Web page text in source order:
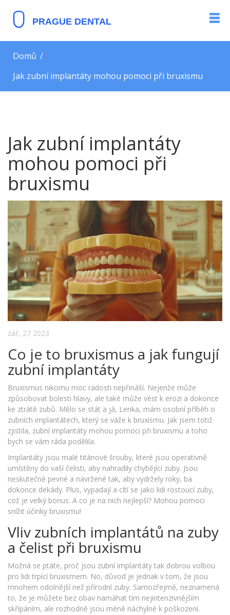
Domů
Jak zubní implantáty mohou pomoci při bruxismu
Jak zubní implantáty
mohou pomoci při
bruxismu
zář, 27 2023
Co je to bruxismus a jak fungují
zubní implantáty
Bruxismus nikomu moc radosti nepřináší. Nejenže může
způsobovat bolesti hlavy, ale také může vést k erozi a dokonce
ke ztrátě zubů. Mělo se stát a já, Lenka, mám osobní příběh o
zubních implantátech, který se váže k bruxismu. Jak jsem totiž
zjistila, zubní implantáty mohou pomoci při bruxismu a toho
bych se vám ráda podělila.
Implantáty jsou malé titánové šrouby, které jsou operativně
umístěny do vaší čelisti, aby nahradily chybějící zuby. Jsou
neskutečně pevné a navržené tak, aby vydržely roky, ba
dokonce dekády. Plus, vypadají a cítí se jako lidi rostoucí zuby,
což je velký bonus. A co je na nich nejlepší? Mohou pomoci
snížit účinky bruxismu!
Vliv zubních implantátů na zuby
a čelist při bruxismu
Možná se ptáte, proč jsou zubní implantáty tak dobrou volbou
pro lidi trpící bruxismem. No, důvod je jednak v tom, že jsou
mnohem odolnější než přírodní zuby. Samozřejmě, neznamená
to, že je můžete bez obav namáhat tím nejintenzivnějším
skřípáním, ale rozhodně jsou méně náchylné k poškození.